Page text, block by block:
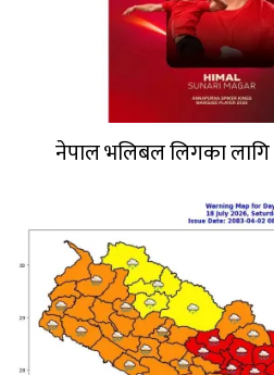
नेपाल भलिबल लिगका लागि